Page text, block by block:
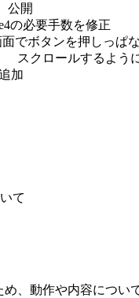
公開
の必要手数を修正
ボタンを押しっぱ
するように
加
て
め、動作や内容につい